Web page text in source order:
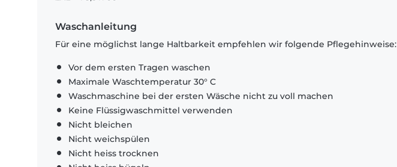
Waschanleitung
Für eine möglichst lange Haltbarkeit empfehlen wir folgende Pflegehinweise:
Vor dem ersten Tragen waschen
Maximale Waschtemperatur 30° C
Waschmaschine bei der ersten Wäsche nicht zu voll machen
Keine Flüssigwaschmittel verwenden
Nicht bleichen
Nicht weichspülen
Nicht heiss trocknen